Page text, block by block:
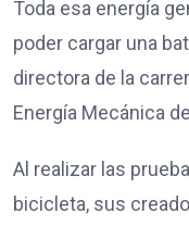
Toda esa energía
poder cargar una
directora de la
Energía Mecánica
Al realizar las
bicicleta, sus